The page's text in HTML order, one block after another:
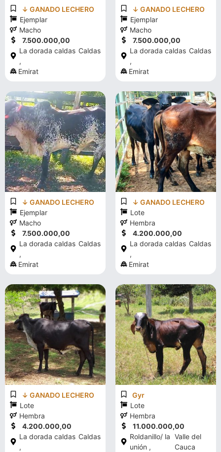
↓ GANADO LECHERO
Ejemplar
Macho
7.500.000,00
La dorada caldas
,
Caldas
Emirat
↓ GANADO LECHERO
Ejemplar
Macho
7.500.000,00
La dorada caldas
,
Caldas
Emirat
↓ GANADO LECHERO
Ejemplar
Macho
7.500.000,00
La dorada caldas
,
Caldas
Emirat
↓ GANADO LECHERO
Lote
Hembra
4.200.000,00
La dorada caldas
,
Caldas
Emirat
↓ GANADO LECHERO
Lote
Hembra
4.200.000,00
La dorada caldas
,
Caldas
Gyr
Lote
Hembra
11.000.000,00
Roldanillo/ la
unión ,
Valle del
Cauca